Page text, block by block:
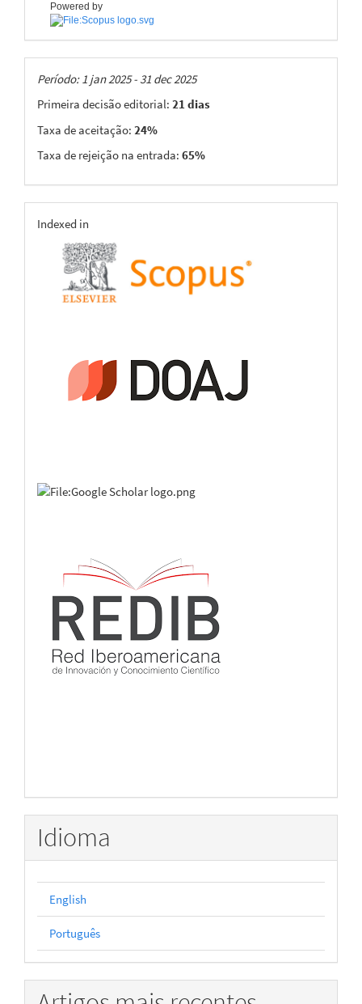
Powered by
Taxas
Período: 1 jan 2025 - 31 dec 2025
Primeira decisão editorial: 21 dias
Taxa de aceitação: 24%
Taxa de rejeição na entrada: 65%
indexing
Indexed in
Idioma
English
Português